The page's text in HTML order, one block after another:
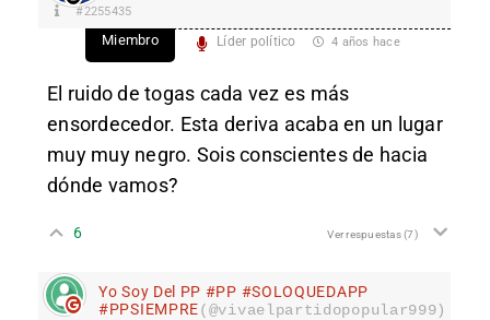
#2255435
Miembro Líder político 4 años hace
El ruido de togas cada vez es más
ensordecedor. Esta deriva acaba en un lugar
muy muy negro. Sois conscientes de hacia
dónde vamos?
6 Ver respuestas(7)
Yo Soy Del PP #PP #SOLOQUEDAPP
#PPSIEMPRE(@vivaelpartidopopular999)